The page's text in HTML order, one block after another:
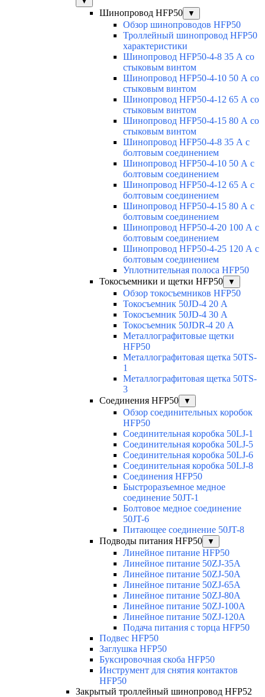
Шинопровод HFP50 ▼
Обзор шинопроводов HFP50
Троллейный шинопровод HFP50
характеристики
Шинопровод HFP50-4-8 35 А со
стыковым винтом
Шинопровод HFP50-4-10 50 А со
стыковым винтом
Шинопровод HFP50-4-12 65 А со
стыковым винтом
Шинопровод HFP50-4-15 80 А со
стыковым винтом
Шинопровод HFP50-4-8 35 А с
болтовым соединением
Шинопровод HFP50-4-10 50 А с
болтовым соединением
Шинопровод HFP50-4-12 65 А с
болтовым соединением
Шинопровод HFP50-4-15 80 А с
болтовым соединением
Шинопровод HFP50-4-20 100 А с
болтовым соединением
Шинопровод HFP50-4-25 120 А с
болтовым соединением
Уплотнительная полоса HFP50
Токосъемники и щетки HFP50
▼
Обзор токосъемников HFP50
Токосъемник 50JD-4 20 А
Токосъемник 50JD-4 30 А
Токосъемник 50JDR-4 20 А
Металлографитовые щетки
HFP50
Металлографитовая щетка 50TS-
1
Металлографитовая щетка 50TS-
3
Соединения HFP50
▼
Обзор соединительных коробок
HFP50
Соединительная коробка 50LJ-1
Соединительная коробка 50LJ-5
Соединительная коробка 50LJ-6
Соединительная коробка 50LJ-8
Соединения HFP50
Быстроразъемное медное
соединение 50JT-1
Болтовое медное соединение
50JT-6
Питающее соединение 50JT-8
Подводы питания HFP50
▼
Линейное питание HFP50
Линейное питание 50ZJ-35A
Линейное питание 50ZJ-50A
Линейное питание 50ZJ-65A
Линейное питание 50ZJ-80A
Линейное питание 50ZJ-100A
Линейное питание 50ZJ-120A
Подача питания с торца HFP50
Подвес HFP50
Заглушка HFP50
Буксировочная скоба HFP50
Инструмент для снятия контактов
HFP50
Закрытый троллейный шинопровод HFP52